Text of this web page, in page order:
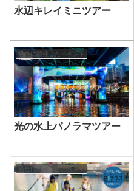
水辺キレイミニツアー
過去に開催したイベント
光の水上パノラマツアー
過去に開催したイベント